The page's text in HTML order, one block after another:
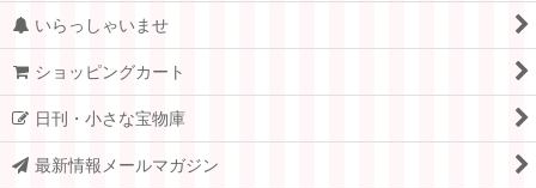
いらっしゃいませ
ショッピングカート
日刊・小さな宝物庫
最新情報メールマガジン